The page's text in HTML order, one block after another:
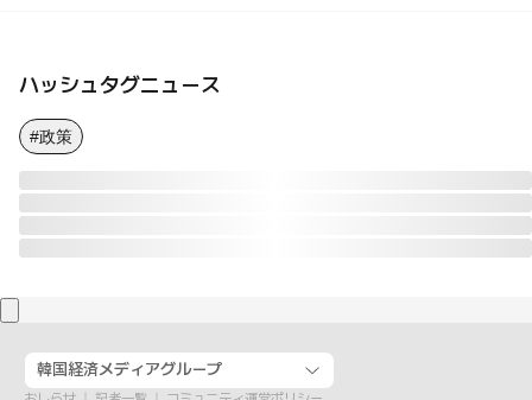
ハッシュタグニュース
#政策
韓国経済メディアグループ